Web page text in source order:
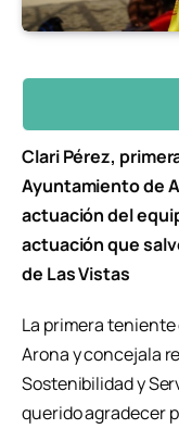
Clari Pérez,
Ayuntamiento de
actuación del
actuación que
de Las Vistas
La primera
Arona y concejala
Sostenibilidad y
querido agradecer